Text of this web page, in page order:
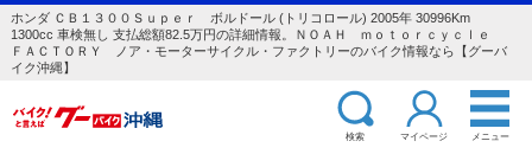
ホンダ ＣＢ１３００Ｓｕｐｅｒ ボルドール (トリコロール) 2005年 30996Km
1300cc 車検無し 支払総額82.5万円の詳細情報。ＮＯＡＨ ｍｏｔｏｒｃｙｃｌｅ
ＦＡＣＴＯＲＹ ノア・モーターサイクル・ファクトリーのバイク情報なら【グーバ
イク沖縄】
検索 マイページ メニュー